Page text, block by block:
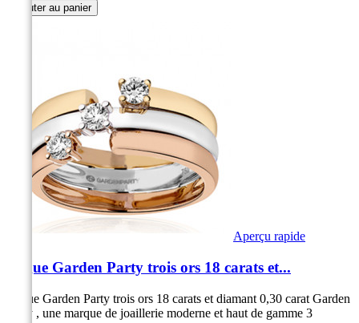
Ajouter au panier
Aperçu rapide
Bague Garden Party trois ors 18 carats et...
Bague Garden Party trois ors 18 carats et diamant 0,30 carat Garden
Party , une marque de joaillerie moderne et haut de gamme 3